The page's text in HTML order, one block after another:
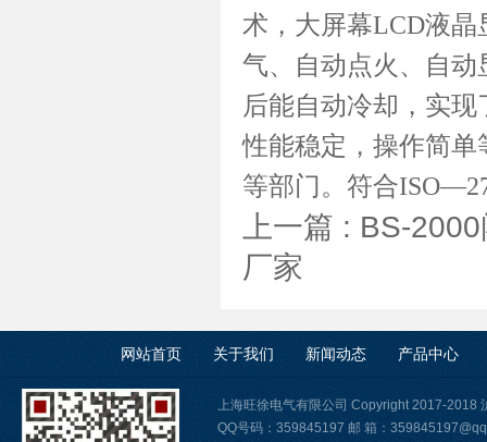
术，大屏幕LCD液
气、自动点火、自
后能自动冷却，实
性能稳定，操作简
等部门。符合
上一篇 : BS-
厂家
网站首页 关于我们 新闻动态 产品中心
上海旺徐电气有限公司 Copyright 2017-2018
QQ号码：359845197 邮 箱：